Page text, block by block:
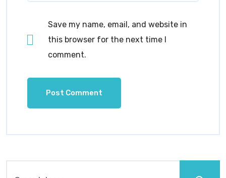
Save my name, email, and website in
this browser for the next time I
comment.